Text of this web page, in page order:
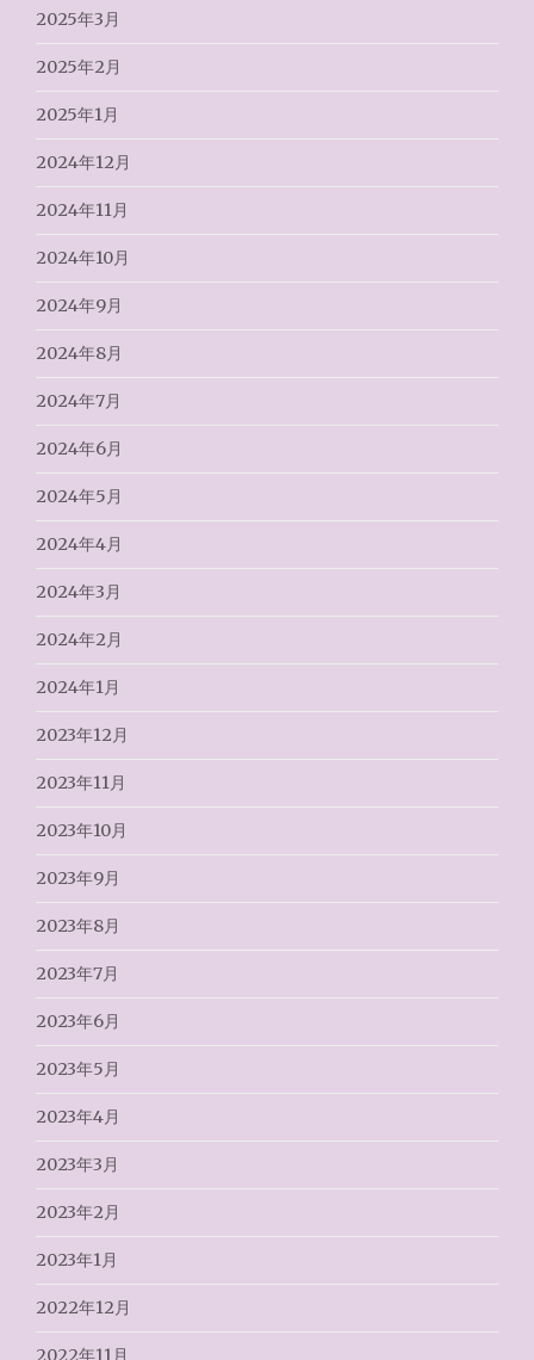
2025年3月
2025年2月
2025年1月
2024年12月
2024年11月
2024年10月
2024年9月
2024年8月
2024年7月
2024年6月
2024年5月
2024年4月
2024年3月
2024年2月
2024年1月
2023年12月
2023年11月
2023年10月
2023年9月
2023年8月
2023年7月
2023年6月
2023年5月
2023年4月
2023年3月
2023年2月
2023年1月
2022年12月
2022年11月